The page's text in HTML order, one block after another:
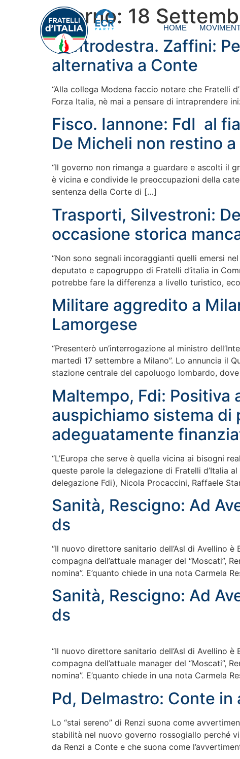
HOME
Giorno: 18
Centrodestra. Zaffini:
alternativa a Conte
“Alla collega Modena faccio notare che Fratelli
Forza Italia, nè mai a pensare di intraprendere
Fisco. Iannone: FdI al
De Micheli non restino
“Il governo non rimanga a guardare e ascolti il
è vicina e condivide le preoccupazioni della
sentenza della Corte di […]
Trasporti, Silvestroni:
occasione storica
“Non sono segnali incoraggianti quelli emersi
deputato e capogruppo di Fratelli d’italia in
potrebbe fare la differenza a livello turistico,
Militare aggredito a
Lamorgese
“Presenterò un’interrogazione al ministro
martedì 17 settembre a Milano”. Lo annuncia il
stazione centrale del capoluogo lombardo,
Maltempo, Fdi: Positiva
auspichiamo sistema
adeguatamente
“L’Europa che serve è quella vicina ai bisogni
queste parole la delegazione di Fratelli d’Italia
delegazione Fdi), Nicola Procaccini, Raffaele
Sanità, Rescigno: Ad
ds
“Il nuovo direttore sanitario dell’Asl di Avellino
compagna dell’attuale manager del “Moscati”,
nomina”. E’quanto chiede in una nota Carmela
Sanità, Rescigno: Ad
ds
“Il nuovo direttore sanitario dell’Asl di Avellino
compagna dell’attuale manager del “Moscati”,
nomina”. E’quanto chiede in una nota Carmela
Pd, Delmastro: Conte in
Lo “stai sereno” di Renzi suona come
stabilità nel nuovo governo rossogiallo perché
da Renzi a Conte e che suona come